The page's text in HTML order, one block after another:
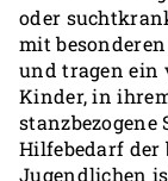
oder
mit
und tragen ein
Kinder, in
Hilfebedarf der
Jugendlichen